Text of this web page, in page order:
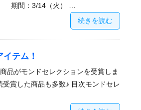
期間：3/14（火） …
続きを読む
テム！
品がモンドセレクションを受賞しま
賞した商品も多数♪ 目次モンドセレ